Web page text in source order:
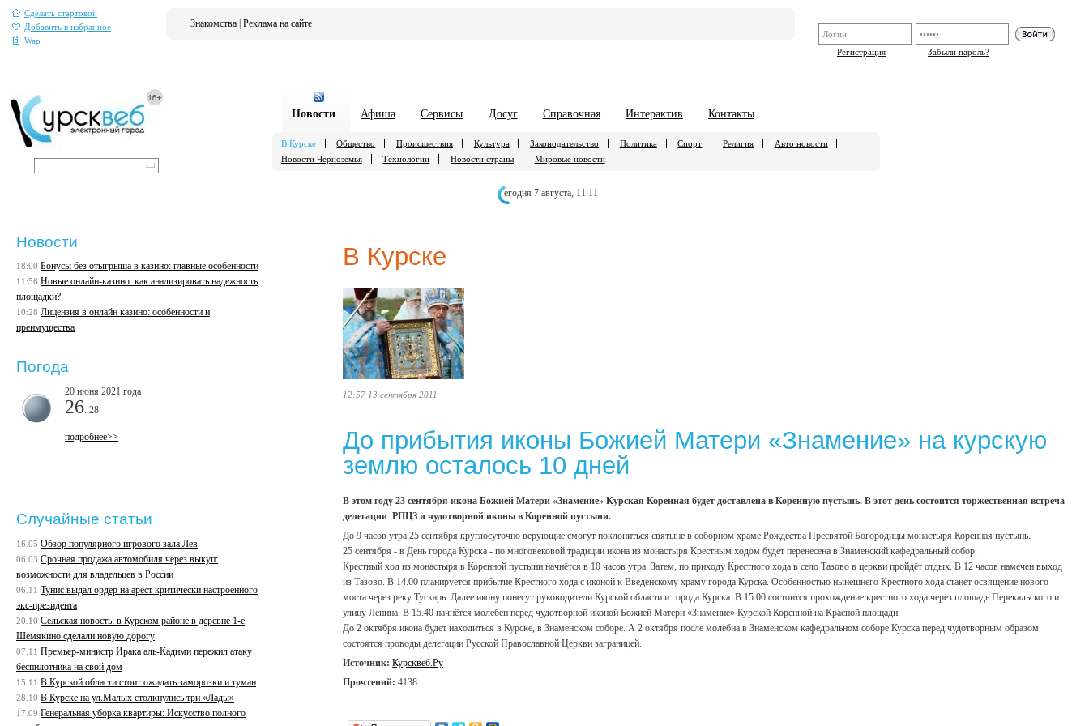
Сделать стартовой
Добавить в избранное
Wap
Регистрация
Забыли пароль?
Знакомства Реклама на сайте
Новости Афиша Сервисы Досуг Справочная Интерактив Контакты
В Курске Общество Происшествия Культура Законодательство Политика Спорт Религия
Авто новости
Новости Черноземья
Технологии Новости страны Мировые новости
егодня 7 августа, 11:11
В Курске
12:57 13 сентября 2011
До прибытия иконы Божией Матери «Знамение» на курскую
землю осталось 10 дней
В этом году 23 сентября икона Божией Матери «Знамение» Курская Коренная будет доставлена в Коренную пустынь. В этот день состоится торжественная встреча
делегации РПЦЗ и чудотворной иконы в Коренной пустыни.
До 9 часов утра 25 сентября круглосуточно верующие смогут поклониться святыне в соборном храме Рождества Пресвятой Богородицы монастыря Коренная пустынь.
25 сентября - в День города Курска - по многовековой традиции икона из монастыря Крестным ходом будет перенесена в Знаменский кафедральный собор.
Крестный ход из монастыря в Коренной пустыни начнётся в 10 часов утра. Затем, по приходу Крестного хода в село Тазово в церкви пройдёт отдых. В 12 часов намечен выход
из Тазово. В 14.00 планируется прибытие Крестного хода с иконой к Введенскому храму города Курска. Особенностью нынешнего Крестного хода станет освящение нового
моста через реку Тускарь. Далее икону понесут руководители Курской области и города Курска. В 15.00 состоится прохождение крестного хода через площадь Перекальского и
улицу Ленина. В 15.40 начнётся молебен перед чудотворной иконой Божией Матери «Знамение» Курской Коренной на Красной площади.
До 2 октября икона будет находиться в Курске, в Знаменском соборе. А 2 октября после молебна в Знаменском кафедральном соборе Курска перед чудотворным образом
состоятся проводы делегации Русской Православной Церкви заграницей.
Источник: Курсквеб.Ру
Прочтений: 4138
Новости
18:00 Бонусы без отыгрыша в казино: главные особенности
11:56 Новые онлайн-казино: как анализировать надежность
площадки?
10:28 Лицензия в онлайн казино: особенности и
преимущества
Погода
20 июня 2021 года
26 ..28
подробнее>>
Случайные статьи
16.05 Обзор популярного игрового зала Лев
06.03 Срочная продажа автомобиля через выкуп:
возможности для владельцев в России
06.11 Тунис выдал ордер на арест критически настроенного
экс-президента
20.10 Сельская новость: в Курском районе в деревне 1-е
Шемякино сделали новую дорогу
07.11 Премьер-министр Ирака аль-Кадими пережил атаку
беспилотника на свой дом
15.11 В Курской области стоит ожидать заморозки и туман
28.10 В Курске на ул.Малых столкнулись три «Лады»
17.09 Генеральная уборка квартиры: Искусство полного